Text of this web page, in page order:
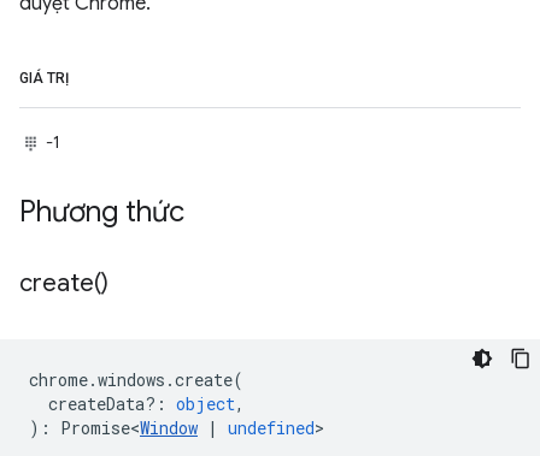
GIÁ TRỊ
-1
Phương thức
create()
chrome.windows .create(
createData? : object,
) : Promise<Window | undefined>